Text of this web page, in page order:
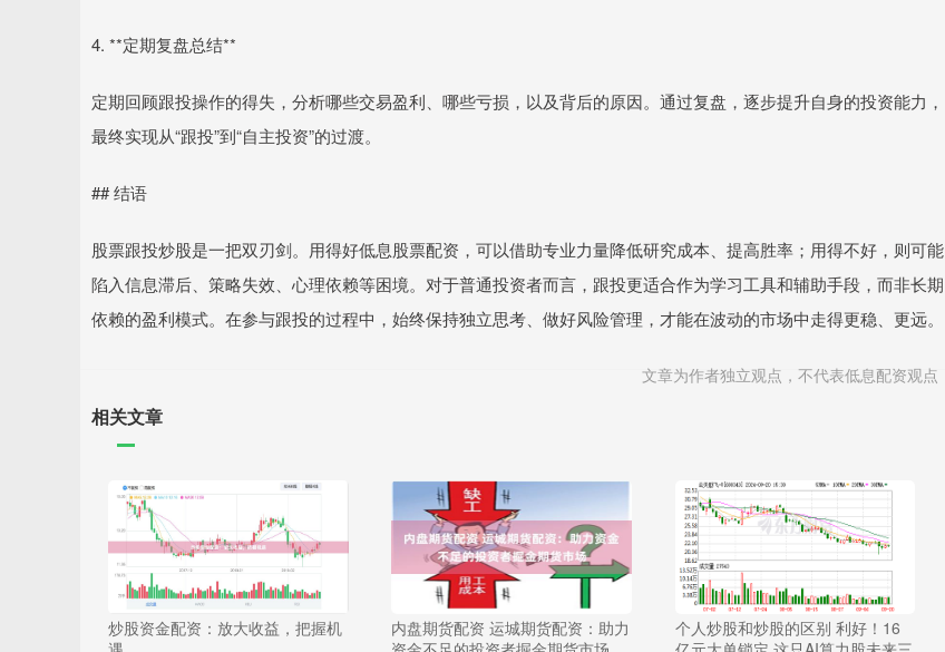
4. **定期复盘总结**
定期回顾跟投操作的得失，分析哪些交易盈利、哪些亏损，以及背后的原因。通过复盘，逐步提升自身的投资能力，
最终实现从“跟投”到“自主投资”的过渡。
## 结语
股票跟投炒股是一把双刃剑。用得好低息股票配资，可以借助专业力量降低研究成本、提高胜率；用得不好，则可能
陷入信息滞后、策略失效、心理依赖等困境。对于普通投资者而言，跟投更适合作为学习工具和辅助手段，而非长期
依赖的盈利模式。在参与跟投的过程中，始终保持独立思考、做好风险管理，才能在波动的市场中走得更稳、更远。
文章为作者独立观点，不代表低息配资观点
相关文章
炒股资金配资：放大收益，把握机
内盘期货配资 运城期货配资：助力
个人炒股和炒股的区别 利好！16